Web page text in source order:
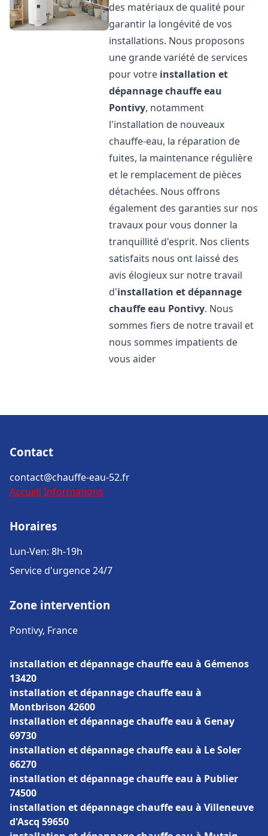
des matériaux de qualité pour
garantir la longévité de vos
installations. Nous proposons
une grande variété de services
pour votre installation et
dépannage chauffe eau
Pontivy, notamment
l'installation de nouveaux
chauffe-eau, la réparation de
fuites, la maintenance régulière
et le remplacement de pièces
détachées. Nous offrons
également des garanties sur nos
travaux pour vous donner la
tranquillité d'esprit. Nos clients
satisfaits nous ont laissé des
avis élogieux sur notre travail
d'installation et dépannage
chauffe eau Pontivy. Nous
sommes fiers de notre travail et
nous sommes impatients de
vous aider
Contact
contact@chauffe-eau-52.fr
Accueil Informations
Horaires
Lun-Ven: 8h-19h
Service d'urgence 24/7
Zone intervention
Pontivy, France
installation et dépannage chauffe eau à Gémenos
13420
installation et dépannage chauffe eau à
Montbrison 42600
installation et dépannage chauffe eau à Genay
69730
installation et dépannage chauffe eau à Le Soler
66270
installation et dépannage chauffe eau à Publier
74500
installation et dépannage chauffe eau à Villeneuve
d'Ascq 59650